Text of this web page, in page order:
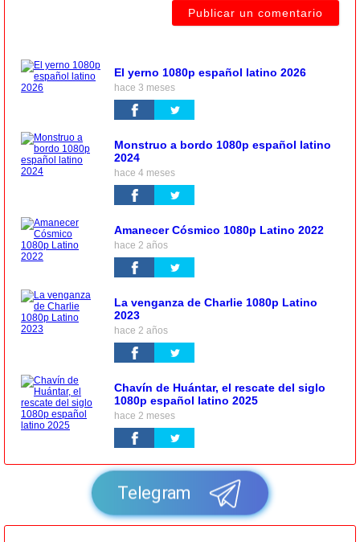
El yerno 1080p español latino 2026
hace 3 meses
Monstruo a bordo 1080p español latino
2024
hace 4 meses
Amanecer Cósmico 1080p Latino 2022
hace 2 años
La venganza de Charlie 1080p Latino
2023
hace 2 años
Chavín de Huántar, el rescate del siglo
1080p español latino 2025
hace 2 meses
Telegram